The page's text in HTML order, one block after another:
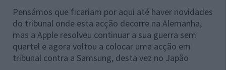
Pensámos que ficariam por aqui até haver novidades
do tribunal onde esta acção decorre na Alemanha,
mas a Apple resolveu continuar a sua guerra sem
quartel e agora voltou a colocar uma acção em
tribunal contra a Samsung, desta vez no Japão